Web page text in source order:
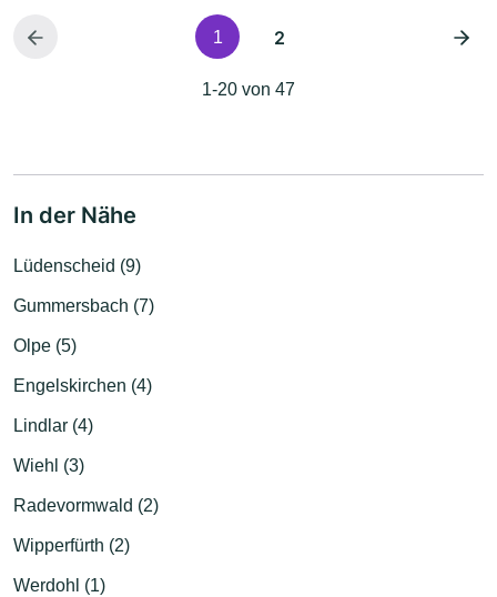
1 2
1-20 von 47
In der Nähe
Lüdenscheid (9)
Gummersbach (7)
Olpe (5)
Engelskirchen (4)
Lindlar (4)
Wiehl (3)
Radevormwald (2)
Wipperfürth (2)
Werdohl (1)